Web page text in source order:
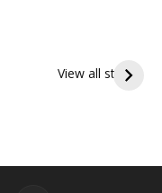
View all stories
గిరి ప్రదక్షిణ